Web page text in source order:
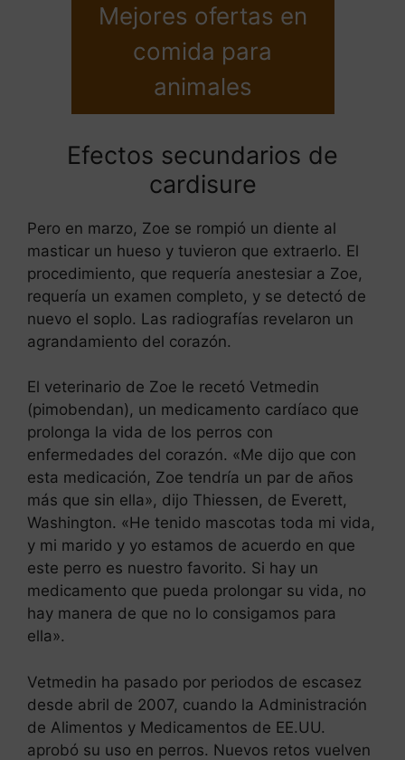
Mejores ofertas en
comida para
animales
Efectos secundarios de
cardisure
Pero en marzo, Zoe se rompió un diente al
masticar un hueso y tuvieron que extraerlo. El
procedimiento, que requería anestesiar a Zoe,
requería un examen completo, y se detectó de
nuevo el soplo. Las radiografías revelaron un
agrandamiento del corazón.
El veterinario de Zoe le recetó Vetmedin
(pimobendan), un medicamento cardíaco que
prolonga la vida de los perros con
enfermedades del corazón. «Me dijo que con
esta medicación, Zoe tendría un par de años
más que sin ella», dijo Thiessen, de Everett,
Washington. «He tenido mascotas toda mi vida,
y mi marido y yo estamos de acuerdo en que
este perro es nuestro favorito. Si hay un
medicamento que pueda prolongar su vida, no
hay manera de que no lo consigamos para
ella».
Vetmedin ha pasado por periodos de escasez
desde abril de 2007, cuando la Administración
de Alimentos y Medicamentos de EE.UU.
aprobó su uso en perros. Nuevos retos vuelven